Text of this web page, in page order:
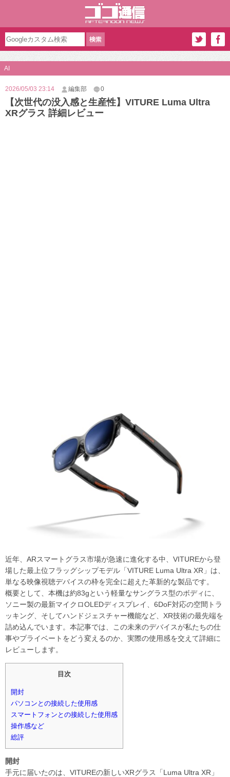
AI
2026/05/03 23:14 編集部 0
【次世代の没入感と生産性】VITURE Luma Ultra
XRグラス 詳細レビュー
近年、ARスマートグラス市場が急速に進化する中、VITUREから登
場した最上位フラッグシップモデル「VITURE Luma Ultra XR」は、
単なる映像視聴デバイスの枠を完全に超えた革新的な製品です。
概要として、本機は約83gという軽量なサングラス型のボディに、
ソニー製の最新マイクロOLEDディスプレイ、6DoF対応の空間トラ
ッキング、そしてハンドジェスチャー機能など、XR技術の最先端を
詰め込んでいます。本記事では、この未来のデバイスが私たちの仕
事やプライベートをどう変えるのか、実際の使用感を交えて詳細に
レビューします。
目次
開封
パソコンとの接続した使用感
スマートフォンとの接続した使用感
操作感など
総評
開封
手元に届いたのは、VITUREの新しいXRグラス「Luma Ultra XR」